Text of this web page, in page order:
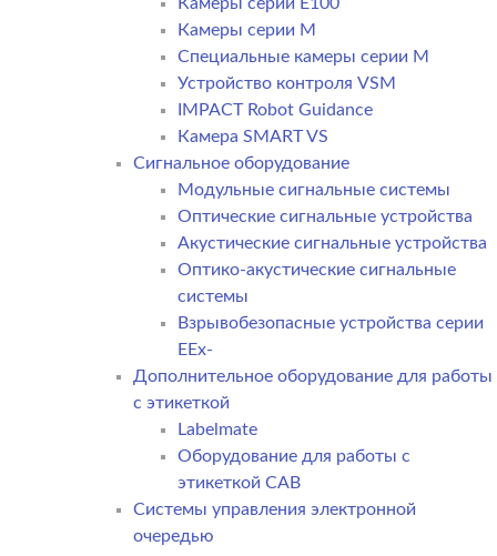
Камеры серии M
Специальные камеры серии M
Устройство контроля VSM
IMPACT Robot Guidance
Камера SMART VS
Cигнальное оборудование
Модульные сигнальные системы
Оптические сигнальные устройства
Акустические сигнальные устройства
Оптико-акустические сигнальные
системы
Взрывобезопасные устройства серии
EEx-
Дополнительное оборудование для работы
с этикеткой
Labelmate
Оборудование для работы с
этикеткой CAB
Системы управления электронной
очередью